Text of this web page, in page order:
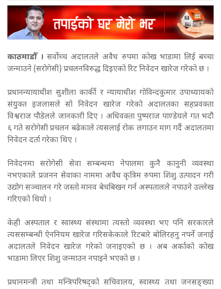
काठमाडौँ । सर्वोच्च अदालतले अवैध रुपमा कोख भाडामा लिई बच्चा
जन्माउने (सरोगेसी) प्रचलनविरुद्ध दिइएको रिट निवेदन खारेज गरेको छ ।
प्रधानन्यायाधीश सुशीला कार्की र न्यायाधीश गोविन्दकुमार उपाध्यायको
संयुक्त इजलासले सो निवेदन खारेज गरेको अदालतका सहप्रवक्ता
विश्वराज पौडेलले जानकारी दिए । अधिवक्ता पुष्पराज पाण्डेयले गत भदौ
६ गते सरोगेसी प्रचलन बढेकाले त्यसलाई रोक लगाउन माग गर्दै अदालतमा
निवेदन दर्ता गरेका थिए ।
निवेदनमा सरोगेसी सेवा सम्बन्धमा नेपालमा कुनै कानुनी व्यवस्था
नभएकाले प्रजनन सेवाका नाममा अवैध कृत्रिम रुपमा शिशु उत्पादन गरी
उद्योग सञ्चालन गरे जस्तो मानव बेचबिखन गर्न अस्पतालले नपाउने उल्लेख
गरिएको थियो ।
केही अस्पताल र स्वास्थ्य संस्थामा त्यस्तो व्यवस्था भए पनि सरकारले
त्यससम्बन्धी ऐननियम खारेज गरिसकेकाले रिटबारे बोलिरहनु नपर्ने जनाई
अदालतले निवेदन खारेज गरेको जनाइएको छ । अब अर्काको कोख
भाडामा लिएर शिशु जन्माउन नपाइने भएको छ ।
प्रधानमन्त्री तथा मन्त्रिपरिषद्को सचिवालय, स्वास्थ्य तथा जनसङ्ख्या